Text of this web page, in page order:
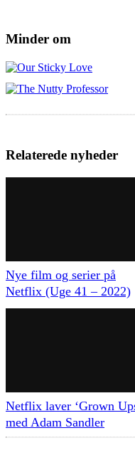
Minder om
Relaterede nyheder
Nye film og serier på
Netflix (Uge 41 – 2022)
Netflix laver ‘Grown
med Adam Sandler